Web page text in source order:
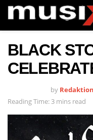
BLACK
by Redaktion
Reading Time: 3 mins read